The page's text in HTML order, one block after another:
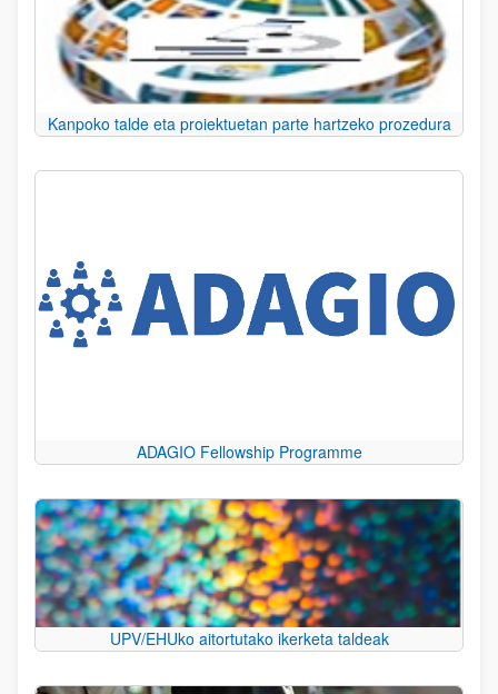
Kanpoko talde eta proiektuetan parte hartzeko prozedura
ADAGIO Fellowship Programme
UPV/EHUko aitortutako ikerketa taldeak